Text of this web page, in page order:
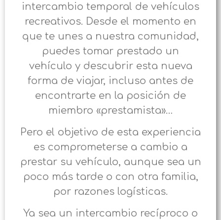
intercambio temporal de vehículos
recreativos. Desde el momento en
que te unes a nuestra comunidad,
puedes tomar prestado un
vehículo y descubrir esta nueva
forma de viajar, incluso antes de
encontrarte en la posición de
miembro «prestamista»…
Pero el objetivo de esta experiencia
es comprometerse a cambio a
prestar su vehículo, aunque sea un
poco más tarde o con otra familia,
por razones logísticas.
Ya sea un intercambio recíproco o